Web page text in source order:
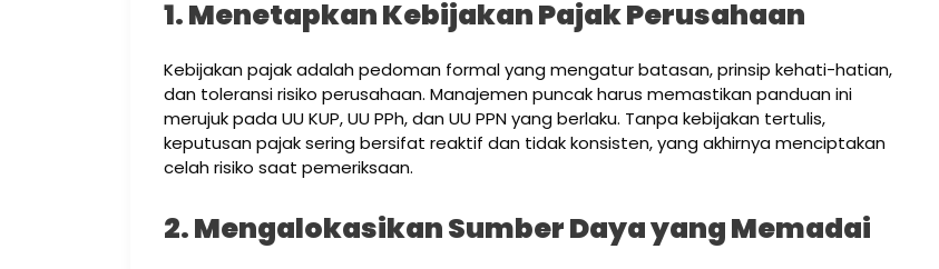
1. Menetapkan Kebijakan Pajak Perusahaan
Kebijakan pajak adalah pedoman formal yang mengatur batasan, prinsip kehati-hatian,
dan toleransi risiko perusahaan. Manajemen puncak harus memastikan panduan ini
merujuk pada UU KUP, UU PPh, dan UU PPN yang berlaku. Tanpa kebijakan tertulis,
keputusan pajak sering bersifat reaktif dan tidak konsisten, yang akhirnya menciptakan
celah risiko saat pemeriksaan.
2. Mengalokasikan Sumber Daya yang Memadai